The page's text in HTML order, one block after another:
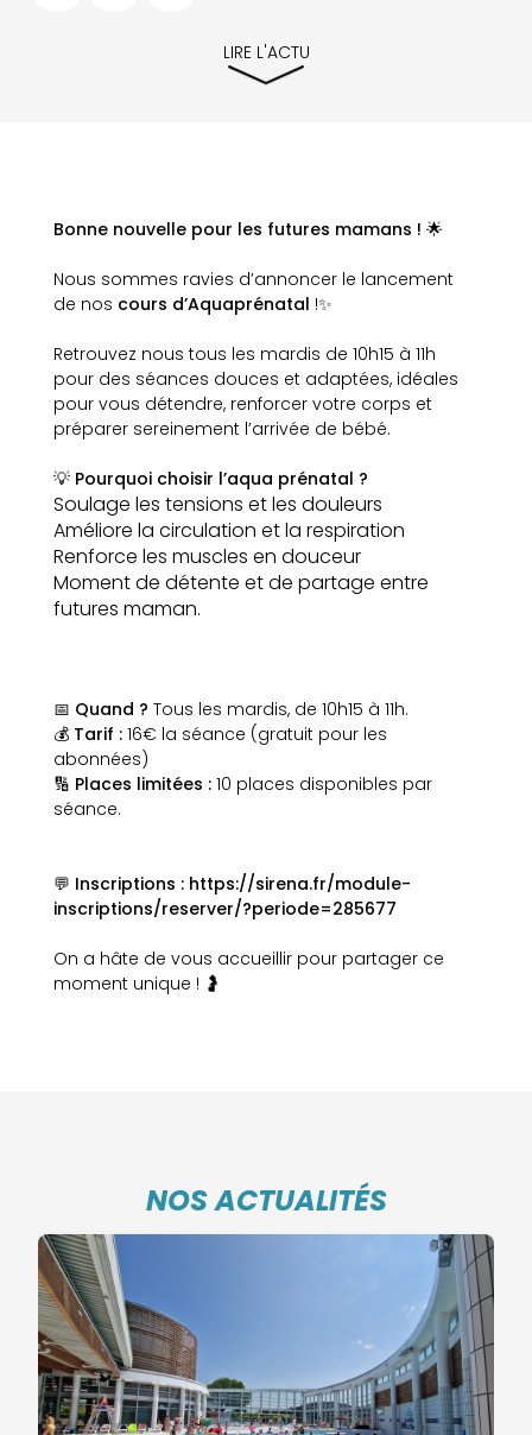
LIRE L'ACTU
Bonne nouvelle pour les futures mamans ! 🌟
Nous sommes ravies d’annoncer le lancement
de nos cours d’Aquaprénatal !✨
Retrouvez nous tous les mardis de 10h15 à 11h
pour des séances douces et adaptées, idéales
pour vous détendre, renforcer votre corps et
préparer sereinement l’arrivée de bébé.
💡 Pourquoi choisir l’aqua prénatal ?
Soulage les tensions et les douleurs
Améliore la circulation et la respiration
Renforce les muscles en douceur
Moment de détente et de partage entre
futures maman.
📅 Quand ? Tous les mardis, de 10h15 à 11h.
💰 Tarif :16€ la séance (gratuit pour les
abonnées)
🔢 Places limitées :10 places disponibles par
séance.
💬 Inscriptions : https://sirena.fr/module-
inscriptions/reserver/?periode=285677
On a hâte de vous accueillir pour partager ce
moment unique ! 🤰
NOS ACTUALITÉS